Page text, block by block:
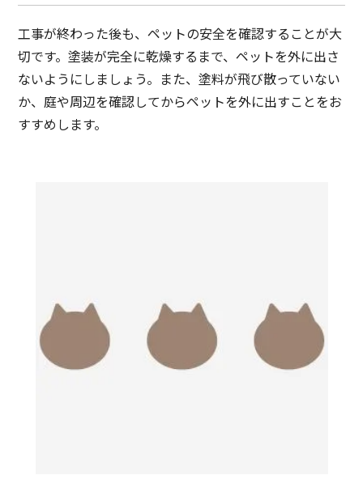
工事が終わった後も、ペットの安全を確認することが大
切です。塗装が完全に乾燥するまで、ペットを外に出さ
ないようにしましょう。また、塗料が飛び散っていない
か、庭や周辺を確認してからペットを外に出すことをお
すすめします。